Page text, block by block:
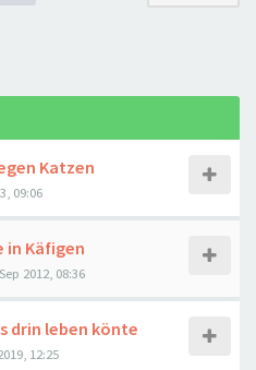
Katzen
09:06
in Käfigen
2012, 08:36
drin leben könte
12:25